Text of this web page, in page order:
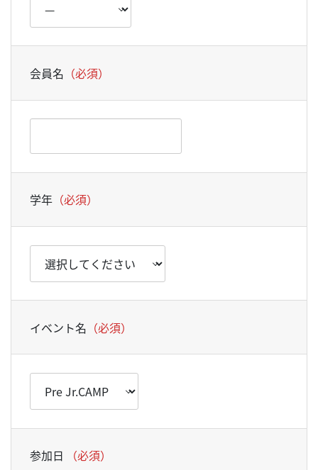
会員名 （必須）
学年（必須）
イベント名 （必須）
参加日 （必須）